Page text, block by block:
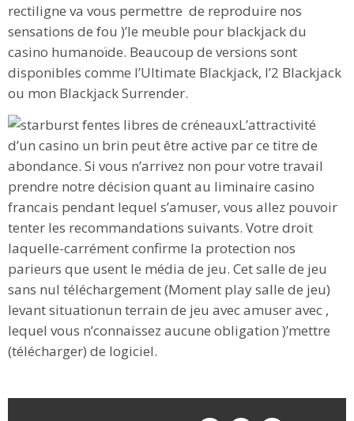
rectiligne va vous permettre de reproduire nos
sensations de fou )’le meuble pour blackjack du
casino humanoïde. Beaucoup de versions sont
disponibles comme l’Ultimate Blackjack, l’2 Blackjack
ou mon Blackjack Surrender.
L’attractivité
d’un casino un brin peut être active par ce titre de
abondance. Si vous n’arrivez non pour votre travail
prendre notre décision quant au liminaire casino
francais pendant lequel s’amuser, vous allez pouvoir
tenter les recommandations suivants. Votre droit
laquelle-carrément confirme la protection nos
parieurs que usent le média de jeu. Cet salle de jeu
sans nul téléchargement (Moment play salle de jeu)
levant situationun terrain de jeu avec amuser avec ,
lequel vous n’connaissez aucune obligation )’mettre
(télécharger) de logiciel.